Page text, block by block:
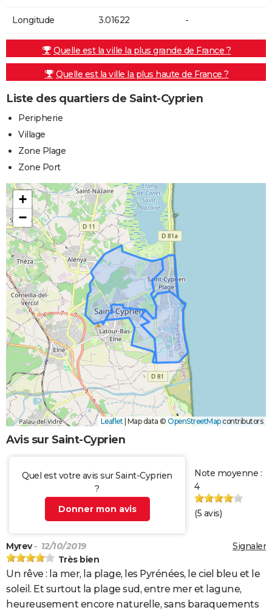
Longitude 3.01622 -
Quelle est la ville la plus grande de France ?
Quelle est la ville la plus haute de France ?
Liste des quartiers de Saint-Cyprien
Peripherie
Village
Zone Plage
Zone Port
+
−
Leaflet Map data © OpenStreetMapcontributors
Avis sur Saint-Cyprien
Quel est votre avis sur Saint-Cyprien
?
Donner mon avis
Note moyenne :
4
(5 avis)
Signaler
Myrev- 12/10/2019
Très bien
Un rêve : la mer, la plage, les Pyrénées, le ciel bleu et le
soleil. Et surtout la plage sud, entre mer et lagune,
heureusement encore naturelle, sans baraquements